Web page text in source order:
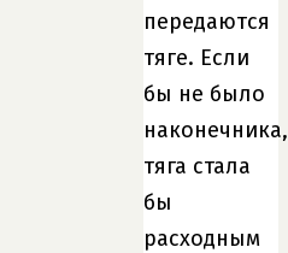
передаются
тяге. Если
бы не было
наконечника,
тяга стала
бы
расходным